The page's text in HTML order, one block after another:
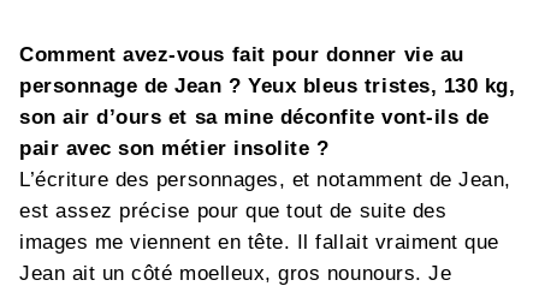
Comment avez-vous fait pour donner vie au
personnage de Jean ? Yeux bleus tristes, 130 kg,
son air d’ours et sa mine déconfite vont-ils de
pair avec son métier insolite ?
L’écriture des personnages, et notamment de Jean,
est assez précise pour que tout de suite des
images me viennent en tête. Il fallait vraiment que
Jean ait un côté moelleux, gros nounours. Je